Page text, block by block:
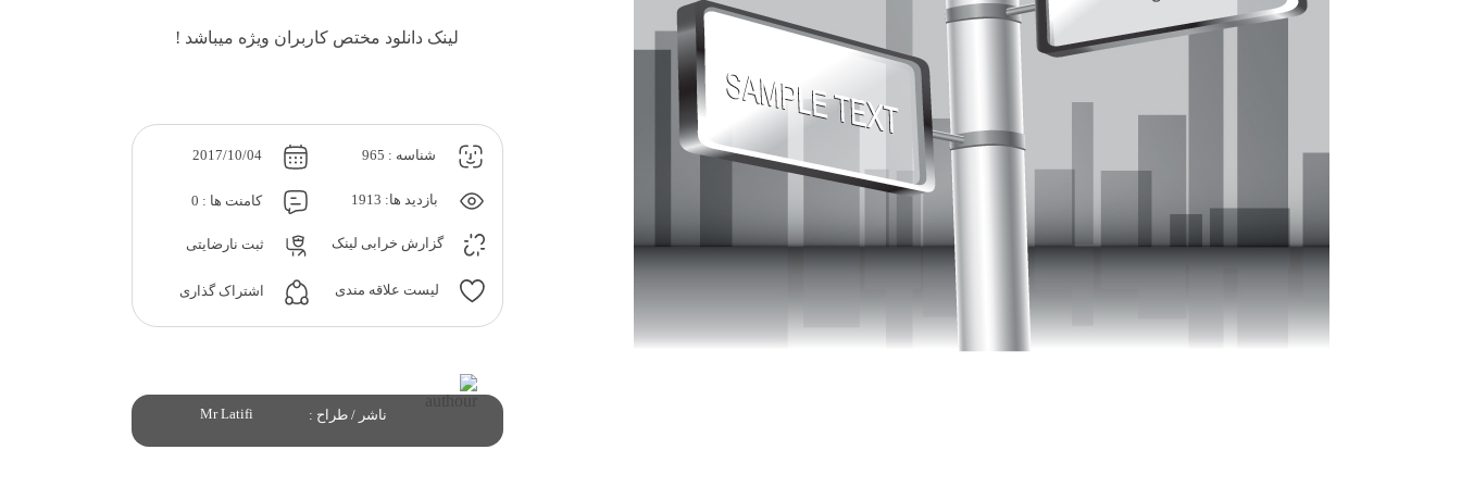
لینک دانلود مختص کاربران ویژه میباشد !
شناسه : 965
بازدید ها: 1913 کامنت ها : 0
گزارش خرابی لینک ثبت نارضایتی
لیست علاقه مندی اشتراک گذاری
ناشر / طراح : Mr Latifi